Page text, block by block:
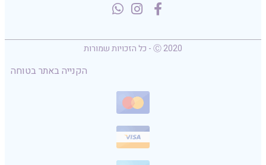
Ⓒ 2020 - כל הזכויות שמורות
הקנייה באתר בטוחה